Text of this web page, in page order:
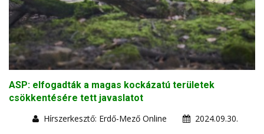
ASP: elfogadták a magas kockázatú területek
csökkentésére tett javaslatot
Hírszerkesztő: Erdő-Mező Online
2024.09.30.